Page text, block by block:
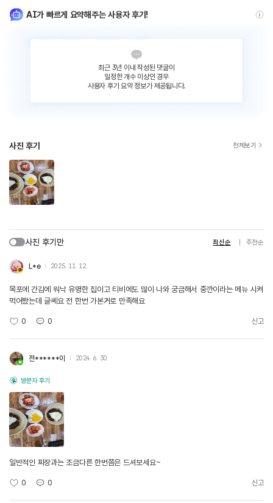
AI가 빠르게 요약해주는 사용자 후기!
최근 3년 이내 작성된 댓글이
일정한 개수 이상인 경우
사용자 후기 요약 정보가 제공됩니다.
사진 후기 전체보기
사진 후기만 최신순 추천순
L*e 2025. 11. 12.
목포에 간김에 워낙 유명한 집이고 티비에도 많이 나와 궁금해서 중깐이라는 메뉴 시켜
먹어봤는데 글쎄요 전 한번 가본거로 만족해요
0 0 신고
전******이 2024. 6. 30.
방문자 후기
일반적인 짜장과는 조금다른 한번쯤은 드셔보세요~
0 0 신고